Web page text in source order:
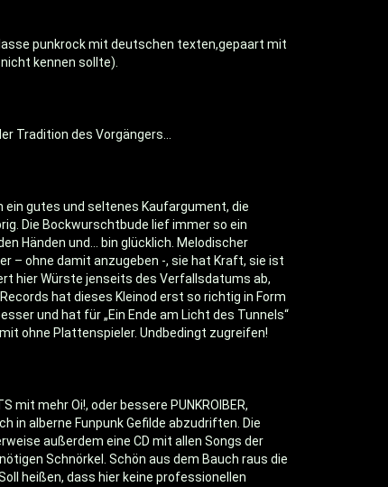
punkrock mit deutschen texten,gepaart mit
kennen sollte).
Tradition des Vorgängers...
ein gutes und seltenes Kaufargument, die
Die Bockwurschtbude lief immer so ein
Händen und… bin glücklich. Melodischer
– ohne damit anzugeben -, sie hat Kraft, sie ist
hier Würste jenseits des Verfallsdatums ab,
hat dieses Kleinod erst so richtig in Form
und hat für „Ein Ende am Licht des Tunnels“
ohne Plattenspieler. Undbedingt zugreifen!
mit mehr Oi!, oder bessere PUNKROIBER,
in alberne Funpunk Gefilde abzudriften. Die
außerdem eine CD mit allen Songs der
Schnörkel. Schön aus dem Bauch raus die
heißen, dass hier keine professionellen